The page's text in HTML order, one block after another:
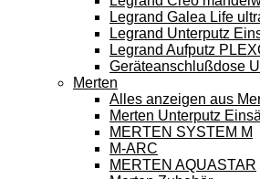
Legrand Galea Life
Legrand Unterputz
Legrand Aufputz
Geräteanschlußdose
Merten
Alles anzeigen aus
Merten Unterputz
MERTEN SYSTEM M
M-ARC
MERTEN AQUASTAR